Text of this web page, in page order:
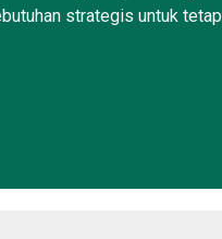
strategis untuk tetap